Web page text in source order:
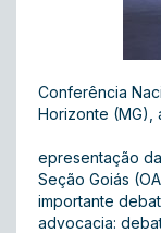
Conferência
Horizonte (MG),
epresentação
Seção Goiás
importante
advocacia: